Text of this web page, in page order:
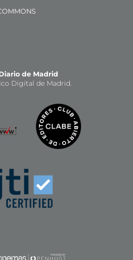
de Madrid
Digital de Madrid.